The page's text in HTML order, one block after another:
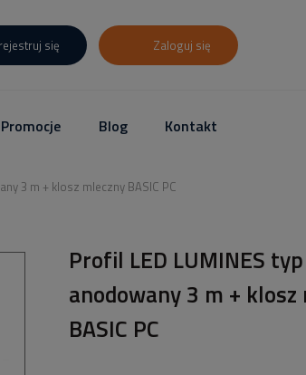
się Zaloguj się
Promocje Blog Kontakt
3 m + klosz mleczny BASIC PC
Profil LED LUMINES
anodowany 3 m + klosz
BASIC PC